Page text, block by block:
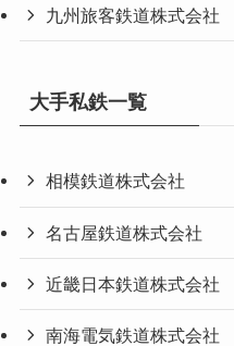
九州旅客鉄道株式会社
大手私鉄一覧
相模鉄道株式会社
名古屋鉄道株式会社
近畿日本鉄道株式会社
南海電気鉄道株式会社